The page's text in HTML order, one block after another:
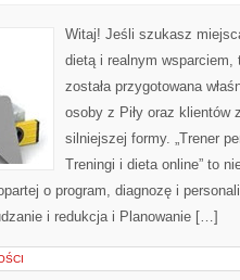
Witaj! Jeśli szukasz
dietą i realnym wsparciem,
została przygotowana
osoby z Piły oraz klientów
silniejszej formy. „Trener
Treningi i dieta online” to
o program, diagnozę i
i redukcja i Planowanie […]